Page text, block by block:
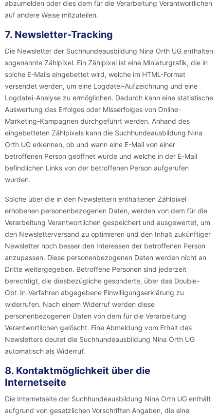
abzumelden oder dies dem für die Verarbeitung Verantwortlichen
auf andere Weise mitzuteilen.
7. Newsletter-Tracking
Die Newsletter der Suchhundeausbildung Nina Orth UG enthalten
sogenannte Zählpixel. Ein Zählpixel ist eine Miniaturgrafik, die in
solche E-Mails eingebettet wird, welche im HTML-Format
versendet werden, um eine Logdatei-Aufzeichnung und eine
Logdatei-Analyse zu ermöglichen. Dadurch kann eine statistische
Auswertung des Erfolges oder Misserfolges von Online-
Marketing-Kampagnen durchgeführt werden. Anhand des
eingebetteten Zählpixels kann die Suchhundeausbildung Nina
Orth UG erkennen, ob und wann eine E-Mail von einer
betroffenen Person geöffnet wurde und welche in der E-Mail
befindlichen Links von der betroffenen Person aufgerufen
wurden.
Solche über die in den Newslettern enthaltenen Zählpixel
erhobenen personenbezogenen Daten, werden von dem für die
Verarbeitung Verantwortlichen gespeichert und ausgewertet, um
den Newsletterversand zu optimieren und den Inhalt zukünftiger
Newsletter noch besser den Interessen der betroffenen Person
anzupassen. Diese personenbezogenen Daten werden nicht an
Dritte weitergegeben. Betroffene Personen sind jederzeit
berechtigt, die diesbezügliche gesonderte, über das Double-
Opt-In-Verfahren abgegebene Einwilligungserklärung zu
widerrufen. Nach einem Widerruf werden diese
personenbezogenen Daten von dem für die Verarbeitung
Verantwortlichen gelöscht. Eine Abmeldung vom Erhalt des
Newsletters deutet die Suchhundeausbildung Nina Orth UG
automatisch als Widerruf.
8. Kontaktmöglichkeit über die
Internetseite
Die Internetseite der Suchhundeausbildung Nina Orth UG enthält
aufgrund von gesetzlichen Vorschriften Angaben, die eine